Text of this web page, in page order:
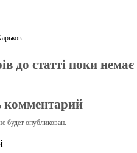
до статті поки немає
комментарий
будет опубликован.